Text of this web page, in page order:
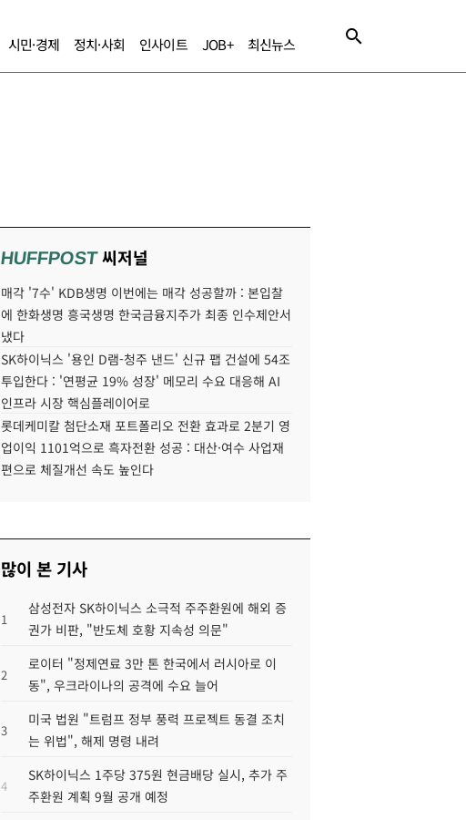
시민·경제 정치·사회 인사이트 JOB+ 최신뉴스
HUFFPOST씨저널
매각 '7수' KDB생명 이번에는 매각 성공할까 : 본입찰
에 한화생명 흥국생명 한국금융지주가 최종 인수제안서
냈다
SK하이닉스 '용인 D램-청주 낸드' 신규 팹 건설에 54조
투입한다 : '연평균 19% 성장' 메모리 수요 대응해 AI
인프라 시장 핵심플레이어로
롯데케미칼 첨단소재 포트폴리오 전환 효과로 2분기 영
업이익 1101억으로 흑자전환 성공 : 대산·여수 사업재
편으로 체질개선 속도 높인다
많이 본 기사
1
삼성전자 SK하이닉스 소극적 주주환원에 해외 증
권가 비판, "반도체 호황 지속성 의문"
2
로이터 "정제연료 3만 톤 한국에서 러시아로 이
동", 우크라이나의 공격에 수요 늘어
3
미국 법원 "트럼프 정부 풍력 프로젝트 동결 조치
는 위법", 해제 명령 내려
4
SK하이닉스 1주당 375원 현금배당 실시, 추가 주
주환원 계획 9월 공개 예정